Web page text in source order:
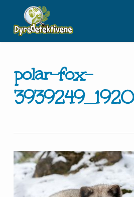
main
content
polar-fox-
3939249_1920